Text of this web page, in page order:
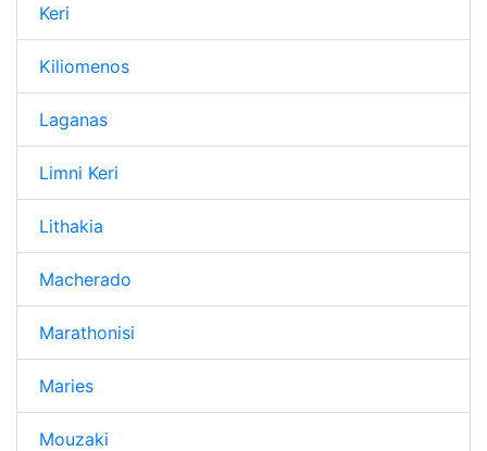
Keri
Kiliomenos
Laganas
Limni Keri
Lithakia
Macherado
Marathonisi
Maries
Mouzaki